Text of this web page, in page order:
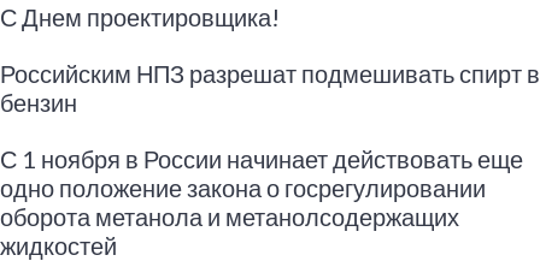
С Днем проектировщика!
Российским НПЗ разрешат подмешивать спирт в
бензин
С 1 ноября в России начинает действовать еще
одно положение закона о госрегулировании
оборота метанола и метанолсодержащих
жидкостей